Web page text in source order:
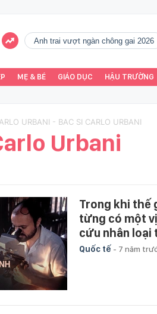
Anh trai vượt ngàn chông gai 2026
MẸ & BÉ GIÁO DỤC HẬU TRƯỜNG
URBANI - BAC SI CARLO URBANI
Urbani
Trong khi thế
từng có một
cứu nhân loại
Quốc tế - 7 năm